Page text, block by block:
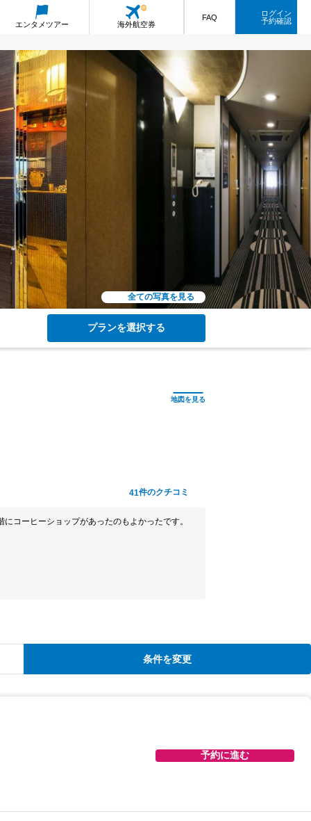
エンタメツアー 海外航空券
FAQ
ログイン
予約確認
全ての写真を見る
プランを選択する
41件のクチコミ
コーヒーショップがあったのもよかったです。
条件を変更
予約に進む